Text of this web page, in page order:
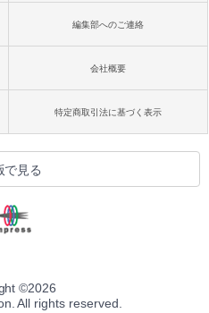
編集部へのご連絡
会社概要
特定商取引法に基づく表示
で見る
©2026
All rights reserved.